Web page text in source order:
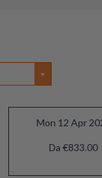
Mon 12 Apr
Da €833.00